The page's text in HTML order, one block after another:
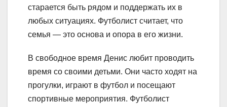
старается быть рядом и поддержать их в
любых ситуациях. Футболист считает, что
семья — это основа и опора в его жизни.
В свободное время Денис любит проводить
время со своими детьми. Они часто ходят на
прогулки, играют в футбол и посещают
спортивные мероприятия. Футболист